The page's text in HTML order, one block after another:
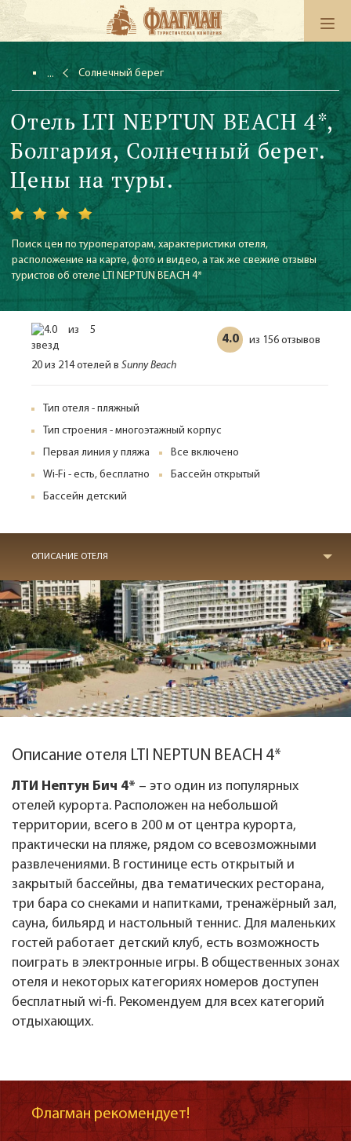
Солнечный берег
Отель LTI NEPTUN BEACH 4*,
Болгария, Солнечный берег.
Цены на туры.
Поиск цен по туроператорам, характеристики отеля,
расположение на карте, фото и видео, а так же свежие отзывы
туристов об отеле LTI NEPTUN BEACH 4*
4.0 из 156 отзывов
20 из 214 отелей в Sunny Beach
Тип отеля - пляжный
Тип строения - многоэтажный корпус
Первая линия у пляжа
Все включено
Wi-Fi - есть, бесплатно
Бассейн открытый
Бассейн детский
ОПИСАНИЕ ОТЕЛЯ
Описание отеля LTI NEPTUN BEACH 4*
ЛТИ Нептун Бич 4* – это один из популярных
отелей курорта. Расположен на небольшой
территории, всего в 200 м от центра курорта,
практически на пляже, рядом со всевозможными
развлечениями. В гостинице есть открытый и
закрытый бассейны, два тематических ресторана,
три бара со снеками и напитками, тренажёрный зал,
сауна, бильярд и настольный теннис. Для маленьких
гостей работает детский клуб, есть возможность
поиграть в электронные игры. В общественных зонах
отеля и некоторых категориях номеров доступен
бесплатный wi-fi. Рекомендуем для всех категорий
отдыхающих.
Флагман рекомендует!